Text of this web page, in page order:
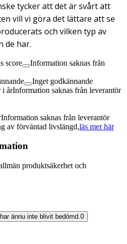
tycker att det är svårt att
vill vi göra det lättare att se
och vilken typ av
de har.
score
Information saknas från
Inget godkännande
i årInformation saknas från leverantör
Information saknas från leverantör
av förväntad livslängd,läs mer här
produktsäkerhet och
ännu inte blivit bedömd. 0